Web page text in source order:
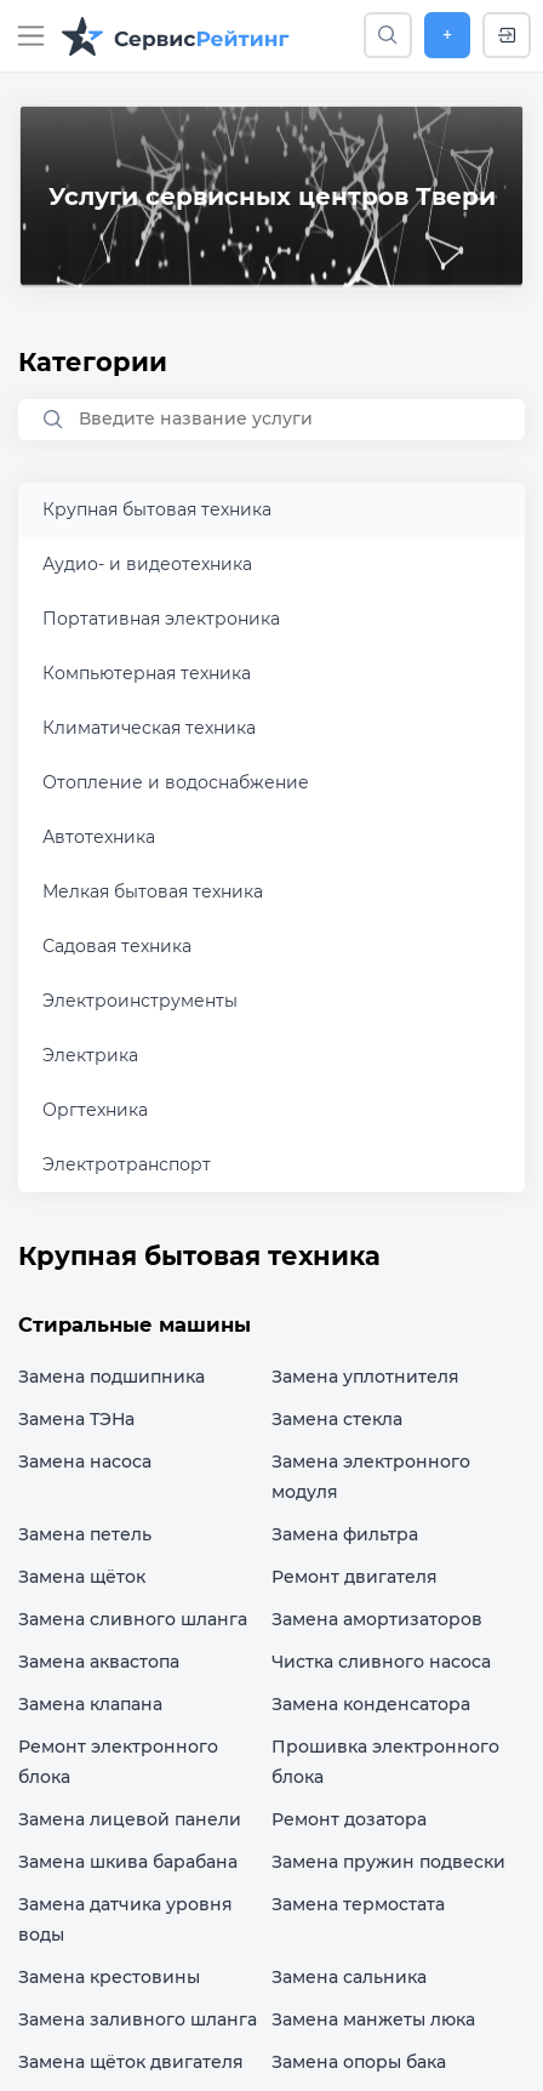
+
Услуги сервисных центров Твери
Категории
Крупная бытовая техника
Аудио- и видеотехника
Портативная электроника
Компьютерная техника
Климатическая техника
Отопление и водоснабжение
Автотехника
Мелкая бытовая техника
Садовая техника
Электроинструменты
Электрика
Оргтехника
Электротранспорт
Крупная бытовая техника
Стиральные машины
Замена подшипника
Замена уплотнителя
Замена ТЭНа
Замена стекла
Замена насоса
Замена электронного
модуля
Замена петель
Замена фильтра
Замена щёток
Ремонт двигателя
Замена сливного шланга
Замена амортизаторов
Замена аквастопа
Чистка сливного насоса
Замена клапана
Замена конденсатора
Ремонт электронного
блока
Прошивка электронного
блока
Замена лицевой панели
Ремонт дозатора
Замена шкива барабана
Замена пружин подвески
Замена датчика уровня
воды
Замена термостата
Замена крестовины
Замена сальника
Замена заливного шланга
Замена манжеты люка
Замена щёток двигателя
Замена опоры бака